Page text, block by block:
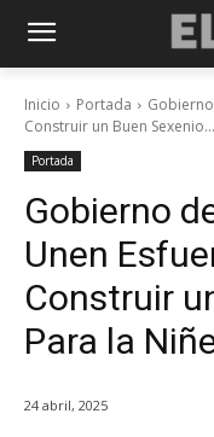
Inicio Portada
Construir un Buen Sexenio...
Portada
Gobierno
Unen
Construir
Para la
24 abril, 2025